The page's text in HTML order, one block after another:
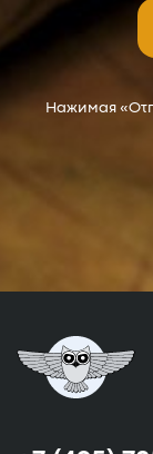
Нажимая